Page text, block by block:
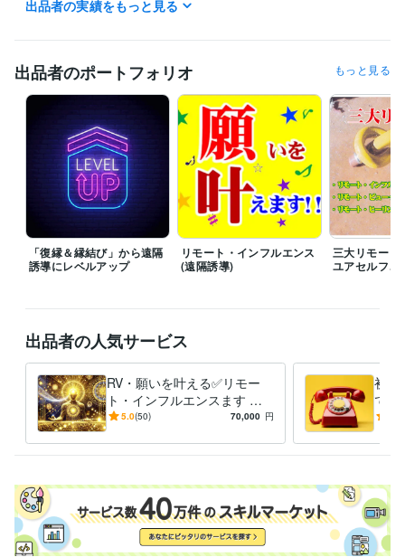
経験職種
コンサルタント / 経営コンサルタント
経営・マネジメント / 経営者・CEO・COO 経験年数 : 33年
ライフスタイル・その他 / 占い師 経験年数 : 56年
受賞歴
審美眼（占い師になる為の本）
ビジネス・クリエイティブツール
Excel:40年Word:40年 PowerPoint:35年 Adobe Illustrator:30年
得意分野
占い Remote Viewer・占鑑定師
占い 遠隔透視・遠隔誘導・占い鑑定・運氣・
リモート・インフルエ
復縁 ふくえん
出品者の実績をもっと見る
出品者のポートフォリオ もっと見る
「復縁＆縁結び」から遠隔
誘導にレベルアップ
リモート・インフルエンス
(遠隔誘導)
三大リモート
ユアセルフ、
出品者の人気サービス
RV・願いを叶える✅リモー
ト・インフルエンスます ❤️
恋愛、復縁、仕事、金運、縁
り
5.0(50) 70,000 円
初め
でも
て、